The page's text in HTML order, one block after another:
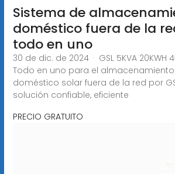
Sistema de
doméstico fuera de la
todo en uno
30 de dic. de 2024 · GSL 5KVA 20KWH
Todo en uno para el
doméstico solar fuera de la red por
solución confiable, eficiente
PRECIO GRATUITO